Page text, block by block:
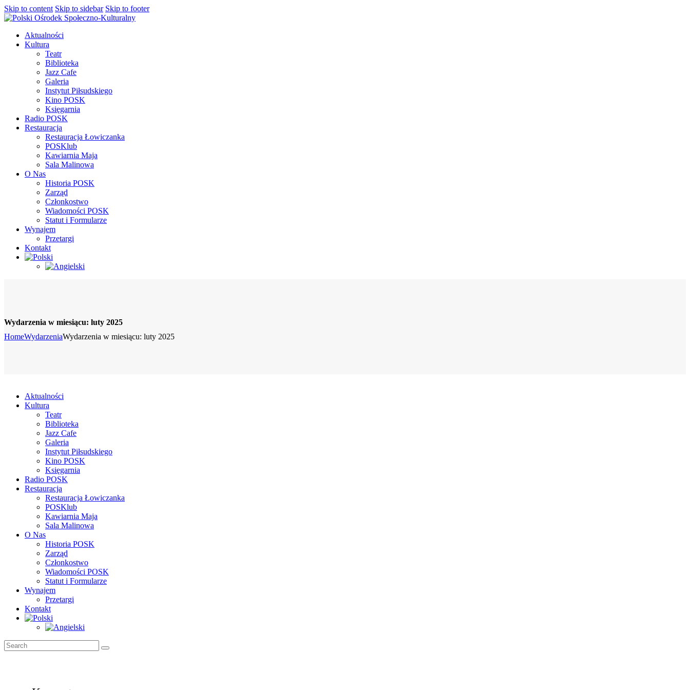
Skip to content Skip to sidebar Skip to footer
Aktualności
Kultura
Teatr
Biblioteka
Jazz Cafe
Galeria
Instytut Piłsudskiego
Kino POSK
Księgarnia
Radio POSK
Restauracja
Restauracja Łowiczanka
POSKlub
Kawiarnia Maja
Sala Malinowa
O Nas
Historia POSK
Zarząd
Członkostwo
Wiadomości POSK
Statut i Formularze
Wynajem
Przetargi
Kontakt
Wydarzenia w miesiącu: luty 2025
HomeWydarzeniaWydarzenia w miesiącu: luty 2025
Aktualności
Kultura
Teatr
Biblioteka
Jazz Cafe
Galeria
Instytut Piłsudskiego
Kino POSK
Księgarnia
Radio POSK
Restauracja
Restauracja Łowiczanka
POSKlub
Kawiarnia Maja
Sala Malinowa
O Nas
Historia POSK
Zarząd
Członkostwo
Wiadomości POSK
Statut i Formularze
Wynajem
Przetargi
Kontakt